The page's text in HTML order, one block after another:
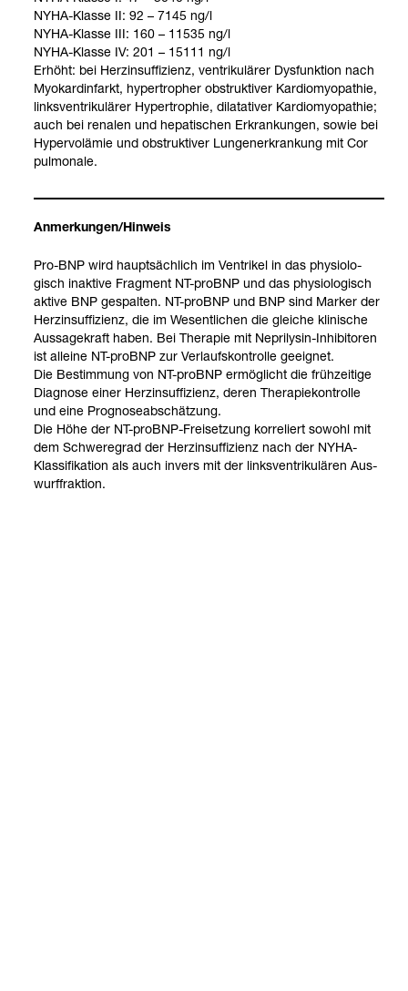
NYHA-​Klasse II: 92 – 7145 ng/l
NYHA-​Klasse III: 160 – 11535 ng/l
NYHA-​Klasse IV: 201 – 15111 ng/l
Erhöht: bei Herz­in­suf­fi­zi­enz, ven­tri­ku­lä­rer Dys­funk­tion nach
Myo­kard­in­farkt, hyper­tro­pher obstruk­ti­ver Kar­dio­myo­pa­thie,
links­ven­tri­ku­lä­rer Hyper­tro­phie, dila­ta­ti­ver Kar­dio­myo­pa­thie;
auch bei rena­len und hepa­ti­schen Erkran­kun­gen, sowie bei
Hyper­volä­mie und obstruk­ti­ver Lun­gen­er­kran­kung mit Cor
pul­mo­n­ale.
Anmer­kun­gen/Hin­weis
Pro-​BNP wird haupt­säch­lich im Ven­tri­kel in das phy­sio­lo­
gisch inak­tive Frag­ment NT-​proBNP und das phy­sio­lo­gisch
aktive BNP gespal­ten. NT-​proBNP und BNP sind Mar­ker der
Herz­in­suf­fi­zi­enz, die im Wesent­li­chen die glei­che kli­ni­sche
Aus­sa­ge­kraft haben. Bei The­ra­pie mit Neprily­sin-​Inhi­bi­to­ren
ist alleine NT-​proBNP zur Ver­laufs­kon­trolle geeig­net.
Die Bestim­mung von NT-​proBNP ermög­licht die früh­zei­tige
Dia­gnose einer Herz­in­suf­fi­zi­enz, deren The­ra­pie­kon­trolle
und eine Pro­gno­se­ab­schät­zung.
Die Höhe der NT-​proBNP-​Frei­set­zung kor­re­liert sowohl mit
dem Schwe­re­grad der Herz­in­suf­fi­zi­enz nach der NYHA-​
Klas­si­fi­ka­tion als auch invers mit der links­ven­tri­ku­lä­ren Aus­
wurf­frak­tion.